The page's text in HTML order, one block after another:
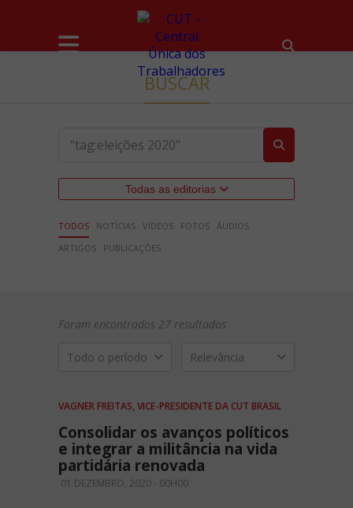
BUSCAR
Todas as editorias
TODOS NOTÍCIAS VÍDEOS FOTOS ÁUDIOS
ARTIGOS
PUBLICAÇÕES
Foram encontrados 27 resultados
Todo o período Relevância
VAGNER FREITAS, VICE-PRESIDENTE DA CUT BRASIL
Consolidar os avanços políticos
e integrar a militância na vida
partidária renovada
01 DEZEMBRO, 2020 - 00H00